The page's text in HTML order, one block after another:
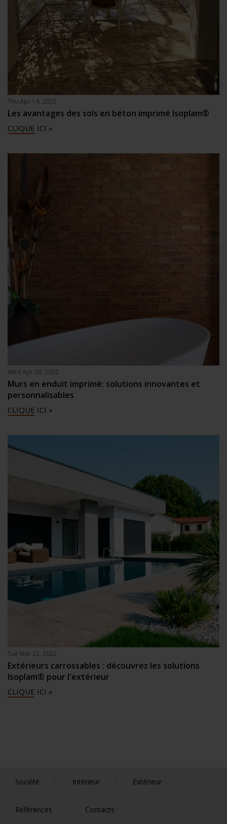
Thu Apr 14, 2022
Les avantages des sols en béton imprimé Isoplam®
CLIQUE ICI »
Wed Apr 06, 2022
Murs en enduit imprimé: solutions innovantes et
personnalisables
CLIQUE ICI »
Tue Mar 22, 2022
Extérieurs carrossables : découvrez les solutions
Isoplam® pour l'extérieur
CLIQUE ICI »
Société Intérieur Extérieur
Références Contacts